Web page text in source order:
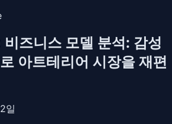
즈니스 모델 분석: 감성
아트테리어 시장을 재편
일